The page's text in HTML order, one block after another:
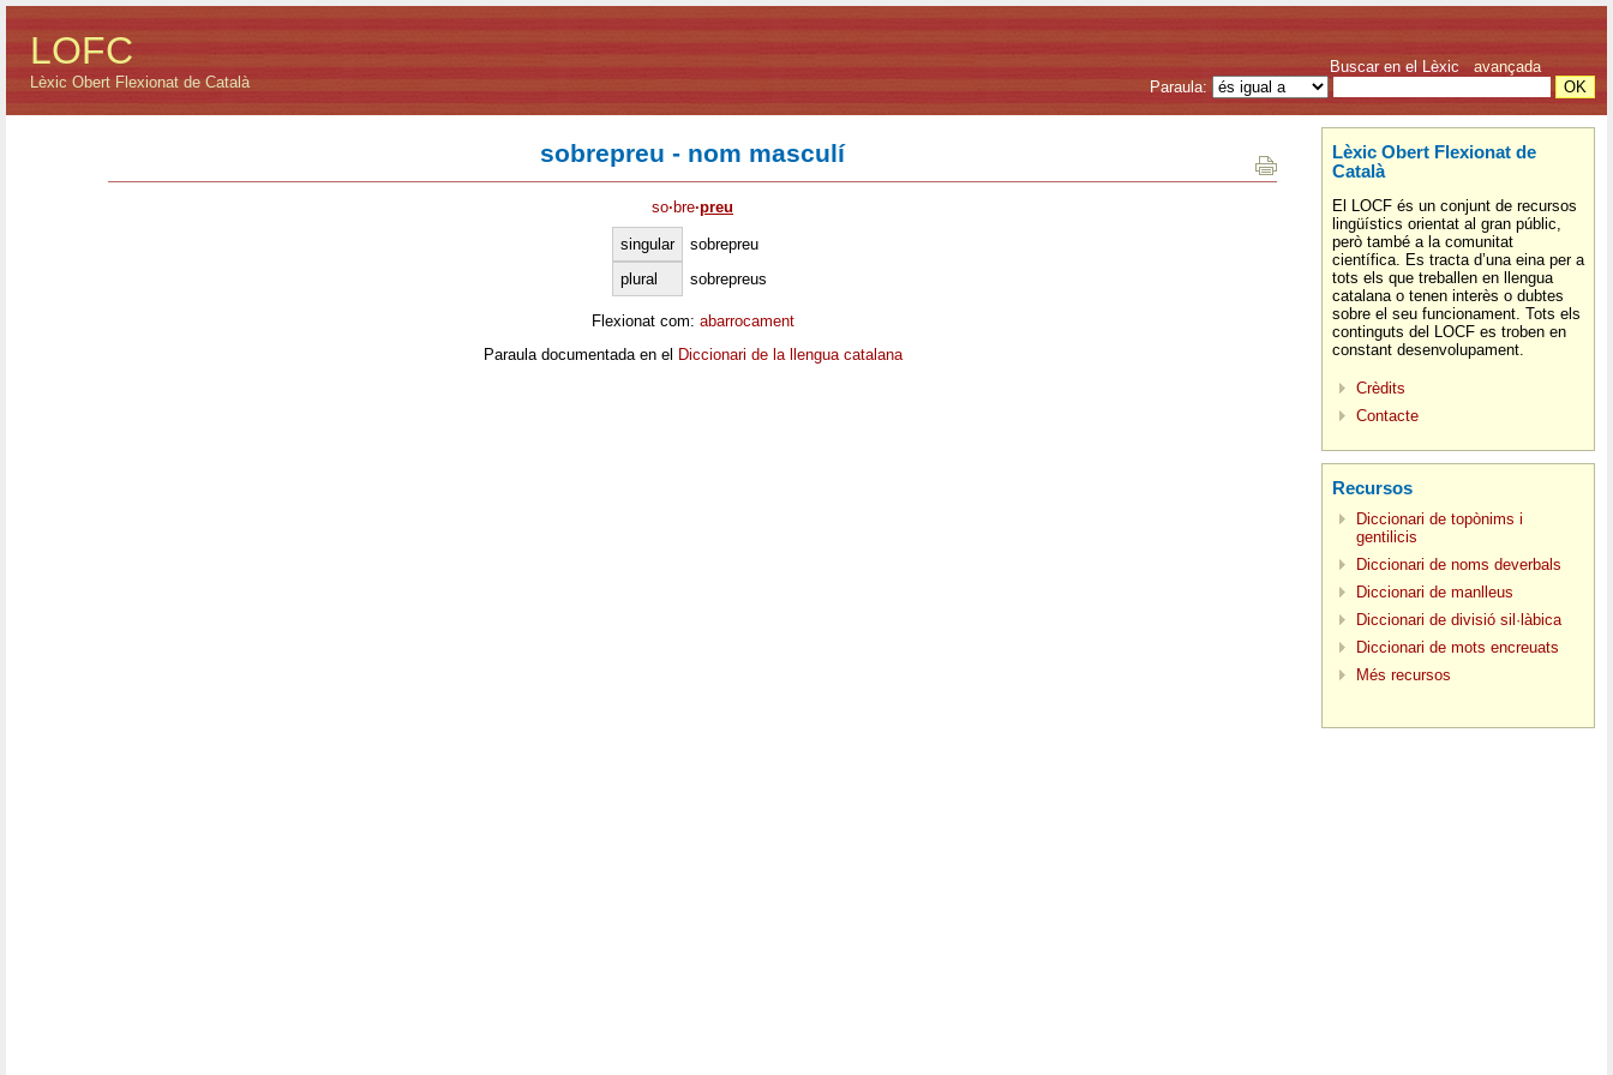
LOFC
Lèxic Obert Flexionat de Català
Buscar en el Lèxic avançada
Paraula:
sobrepreu - nom masculí
so· bre·preu
singular
sobrepreu
plural
sobrepreus
Flexionat com: abarrocament
Paraula documentada en el Diccionari de la llengua catalana
Lèxic Obert Flexionat de
Català
El LOCF és un conjunt de recursos
lingüístics orientat al gran públic,
però també a la comunitat
científica. Es tracta d’una eina per a
tots els que treballen en llengua
catalana o tenen interès o dubtes
sobre el seu funcionament. Tots els
continguts del LOCF es troben en
constant desenvolupament.
Crèdits
Contacte
Recursos
Diccionari de topònims i
gentilicis
Diccionari de noms deverbals
Diccionari de manlleus
Diccionari de divisió sil·làbica
Diccionari de mots encreuats
Més recursos